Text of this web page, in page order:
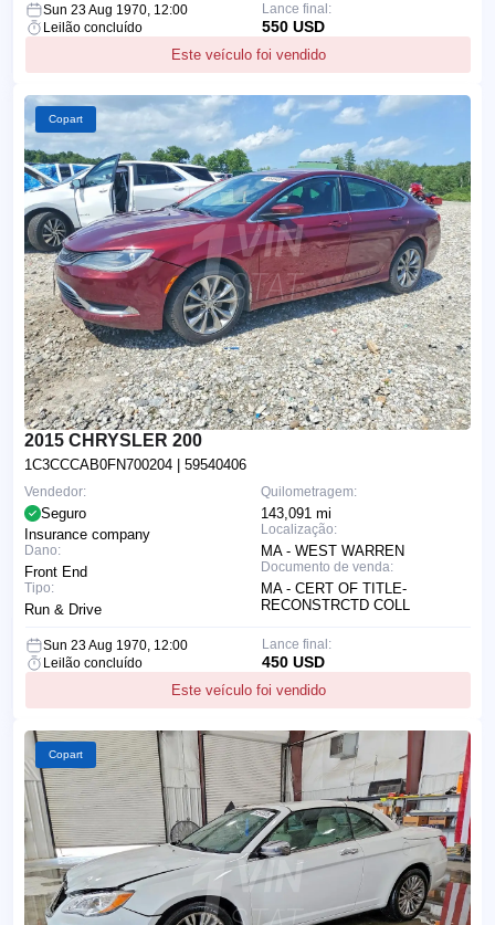
Sun 23 Aug 1970, 12:00
Leilão concluído
Este veículo foi vendido
Lance final:
550 USD
Copart
2015 CHRYSLER 200
1C3CCCAB0FN700204 | 59540406
Quilometragem:
143,091 mi
Localização:
MA - WEST WARREN
Documento de venda:
MA - CERT OF TITLE-
RECONSTRCTD COLL
Vendedor:
Seguro
Insurance company
Dano:
Front End
Tipo:
Run & Drive
Sun 23 Aug 1970, 12:00
Leilão concluído
Este veículo foi vendido
Lance final:
450 USD
Copart